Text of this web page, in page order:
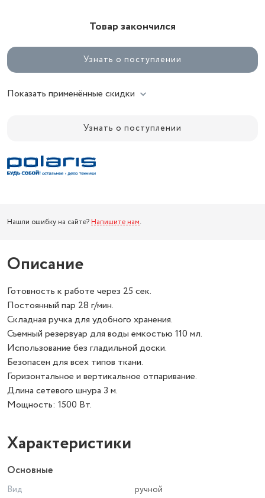
Товар закончился
Узнать о поступлении
Показать применённые скидки
Узнать о поступлении
Нашли ошибку на сайте? Напишите нам.
Описание
Готовность к работе через 25 сек.
Постоянный пар 28 г/мин.
Складная ручка для удобного хранения.
Съемный резервуар для воды емкостью 110 мл.
Использование без гладильной доски.
Безопасен для всех типов ткани.
Горизонтальное и вертикальное отпаривание.
Длина сетевого шнура 3 м.
Мощность: 1500 Вт.
Характеристики
Основные
Вид
ручной